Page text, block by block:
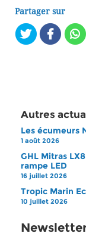
Partager sur
Autres
Les écumeurs
1 août 2026
GHL Mitras
rampe LED
16 juillet 2026
Tropic Marin
10 juillet 2026